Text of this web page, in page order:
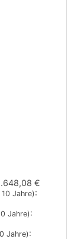
€
Jahre):
Jahre):
Jahre):